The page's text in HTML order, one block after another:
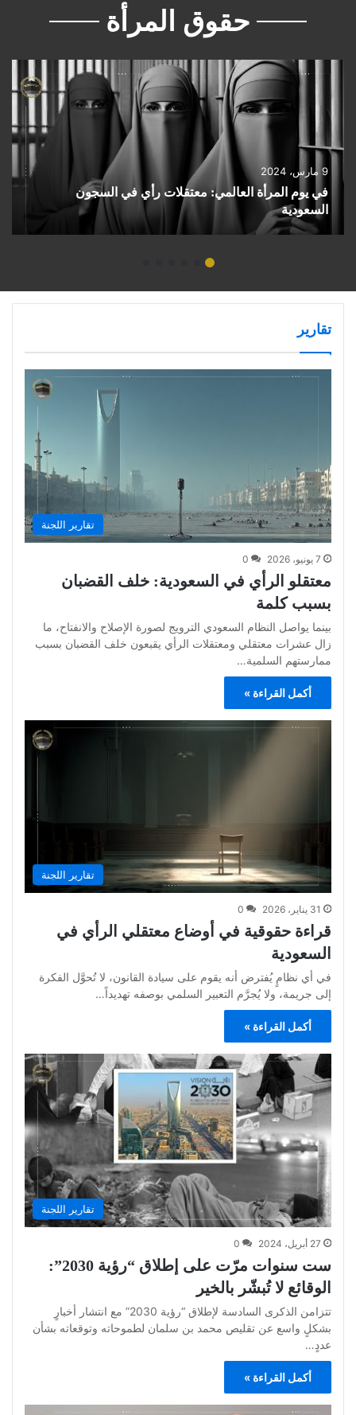
حقوق المرأة
9 مارس، 2024
في يوم المرأة العالمي: معتقلات رأي في السجون
السعودية
تقارير
تقارير اللجنة
7 يونيو، 2026 0
معتقلو الرأي في السعودية: خلف القضبان
بسبب كلمة
بينما يواصل النظام السعودي الترويج لصورة الإصلاح والانفتاح، ما
زال عشرات معتقلي ومعتقلات الرأي يقبعون خلف القضبان بسبب
ممارستهم السلمية…
أكمل القراءة »
تقارير اللجنة
31 يناير، 2026 0
قراءة حقوقية في أوضاع معتقلي الرأي في
السعودية
‎‎‎في أي نظامٍ يُفترض أنه يقوم على سيادة القانون، لا تُحوَّل الفكرة
إلى جريمة، ولا يُجرَّم التعبير السلمي بوصفه تهديداً…
أكمل القراءة »
تقارير اللجنة
27 أبريل، 2024 0
ست سنوات مرّت على إطلاق “رؤية 2030”:
الوقائع لا تُبشّر بالخير
تتزامن الذكرى السادسة لإطلاق “رؤية 2030” مع انتشار أخبارٍ
بشكلٍ واسع عن تقليص محمد بن سلمان لطموحاته وتوقعاته بشأن
عددٍ…
أكمل القراءة »